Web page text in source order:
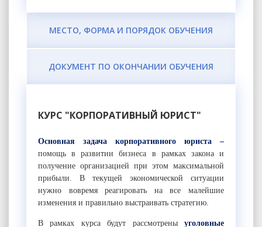
МЕСТО, ФОРМА И ПОРЯДОК ОБУЧЕНИЯ
ДОКУМЕНТ ПО ОКОНЧАНИИ ОБУЧЕНИЯ
КУРС "КОРПОРАТИВНЫЙ ЮРИСТ"
Основная задача корпоративного юриста –
помощь в
развитии бизнеса в рамках закона и
получение организацией при этом максимальной
прибыли. В текущей экономической ситуации
нужно вовремя реагировать на все малейшие
изменения и правильно выстраивать стратегию.
В рамках курса будут рассмотрены уголовные